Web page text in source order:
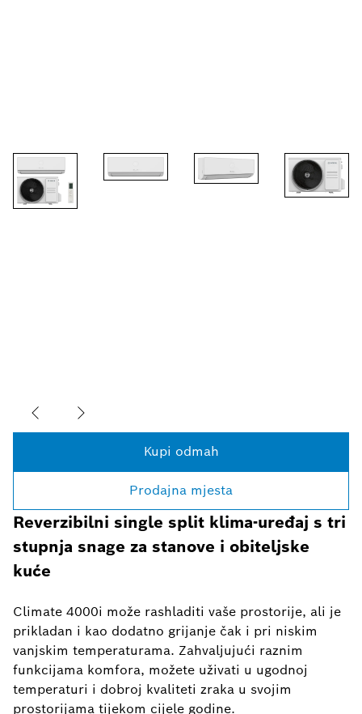
Kupi odmah
Prodajna mjesta
Reverzibilni single split klima-uređaj s tri
stupnja snage za stanove i obiteljske
kuće
Climate 4000i može rashladiti vaše prostorije, ali je
prikladan i kao dodatno grijanje čak i pri niskim
vanjskim temperaturama. Zahvaljujući raznim
funkcijama komfora, možete uživati u ugodnoj
temperaturi i dobroj kvaliteti zraka u svojim
prostorijama tijekom cijele godine.